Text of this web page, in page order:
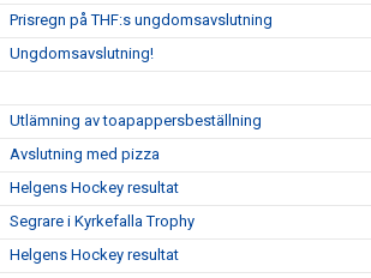
Prisregn på THF:s ungdomsavslutning
Ungdomsavslutning!
Utlämning av toapappersbeställning
Avslutning med pizza
Helgens Hockey resultat
Segrare i Kyrkefalla Trophy
Helgens Hockey resultat